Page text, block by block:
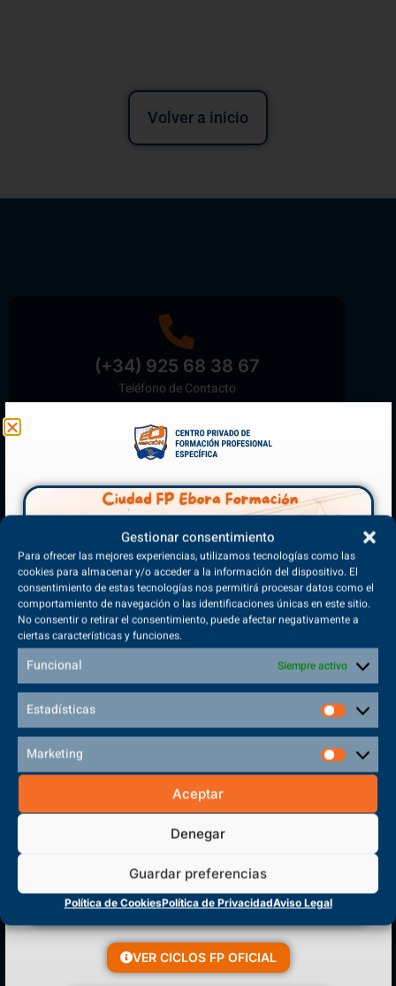
Gestionar consentimiento
Para ofrecer las mejores experiencias, utilizamos tecnologías como las
cookies para almacenar y/o acceder a la información del dispositivo. El
consentimiento de estas tecnologías nos permitirá procesar datos como el
comportamiento de navegación o las identificaciones únicas en este sitio.
No consentir o retirar el consentimiento, puede afectar negativamente a
ciertas características y funciones.
Funcional Siempre activo
Estadísticas
Marketing
Aceptar
Denegar
Guardar preferencias
Política de CookiesPolítica de PrivacidadAviso Legal
Volver a inicio
(+34) 925 68 38 67
Teléfono de Contacto
Matriculación Abierta
Sede Principal
Polígono Sector VI, 45683, Cazalegas - Toledo
CENTRO DE FORMACIÓN
PROFESIONAL
VER CICLOS FP OFICIAL